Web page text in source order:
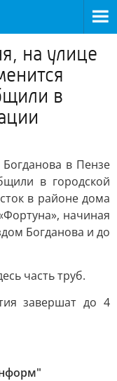
на улице
в
в Пензе
в городской
в районе дома
начиная
Богданова и до
часть труб.
завершат до 4